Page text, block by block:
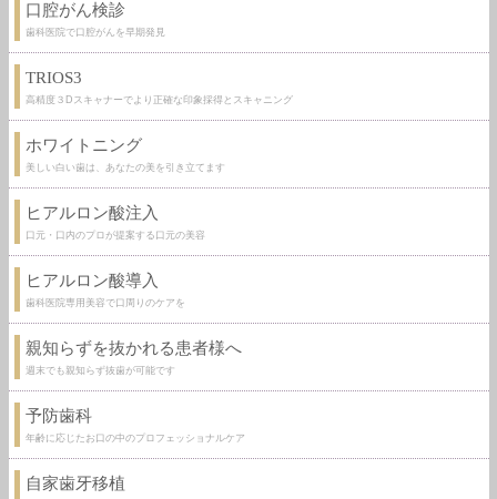
口腔がん検診
歯科医院で口腔がんを早期発見
TRIOS3
高精度３Dスキャナーでより正確な印象採得とスキャニング
ホワイトニング
美しい白い歯は、あなたの美を引き立てます
ヒアルロン酸注入
口元・口内のプロが提案する口元の美容
ヒアルロン酸導入
歯科医院専用美容で口周りのケアを
親知らずを抜かれる患者様へ
週末でも親知らず抜歯が可能です
予防歯科
年齢に応じたお口の中のプロフェッショナルケア
自家歯牙移植